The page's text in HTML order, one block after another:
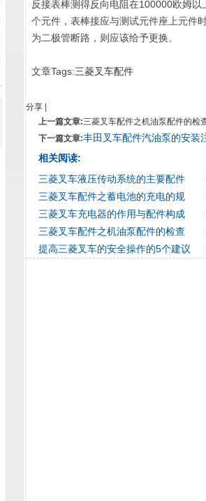
反接表棒测得反向电阻在100000欧姆
个元件，表棒接应与测试元件座上元件
为二极管断路，则 应该给予更换。
文章Tags:三菱叉车配件
分享
上一篇文章:三菱叉车配件之机油泵配件的检
下一篇文章:丰田叉车配件汽油泵的安装
相关阅读:
三菱叉车液压传动系统的主要配件
三菱叉车配件之蓄电池的充电的规
三菱叉车充电器的作用与配件构成
三菱叉车配件之机油泵配件的检查
提高三菱叉车的安全操作的5个建议